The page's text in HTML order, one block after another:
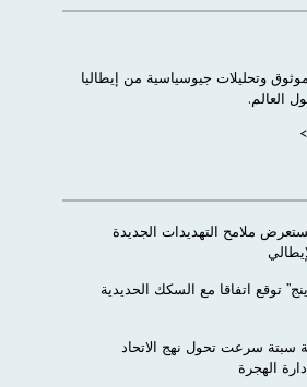
موثوق وتحليلات جيوسياسية من إيطاليا
العالم.
ملامح التهديدات الجديدة
توقع اتفاقا مع السكك الحديدية
سبتة سرعت تحول نهج الاتحاد
الهجرة